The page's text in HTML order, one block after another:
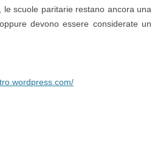
le scuole paritarie restano ancora una
devono essere considerate un